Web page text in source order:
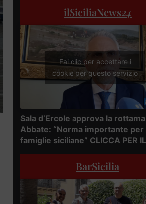
ilSiciliaNews24
Fai clic per accettare i
cookie per questo servizio
Sala d’Ercole approva la
Abbate: “Norma importante per
famiglie siciliane” CLICCA PER
BarSicilia